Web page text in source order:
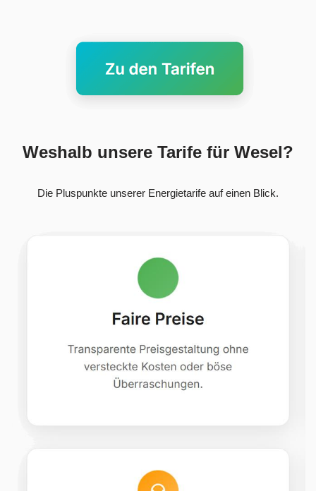
Weshalb unsere Tarife für Wesel?
Die Pluspunkte unserer Energietarife auf einen Blick.